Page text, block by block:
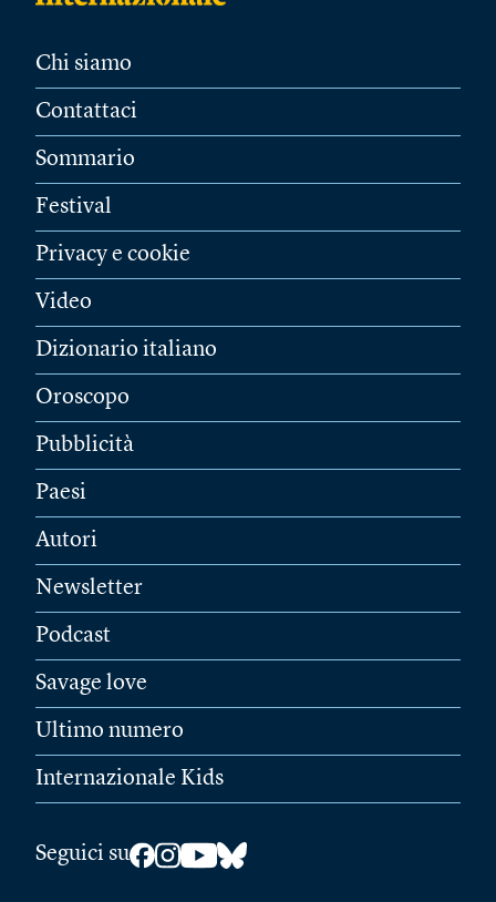
Chi siamo
Contattaci
Sommario
Festival
Privacy e cookie
Video
Dizionario italiano
Oroscopo
Pubblicità
Paesi
Autori
Newsletter
Podcast
Savage love
Ultimo numero
Internazionale Kids
Seguici su